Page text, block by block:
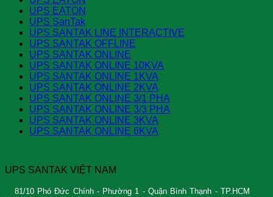
UPS EATON
UPS SanTak
UPS SANTAK LINE INTERACTIVE
UPS SANTAK OFFLINE
UPS SANTAK ONLINE
UPS SANTAK ONLINE 10KVA
UPS SANTAK ONLINE 1KVA
UPS SANTAK ONLINE 2KVA
UPS SANTAK ONLINE 3/1 PHA
UPS SANTAK ONLINE 3/3 PHA
UPS SANTAK ONLINE 3KVA
UPS SANTAK ONLINE 6KVA
UPS SANTAK VIỆT NAM
81/10 Phó Đức Chính - Phường 1 - Quận Bình Thạnh - TP.HCM